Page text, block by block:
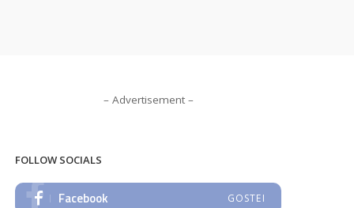
– Advertisement –
FOLLOW SOCIALS
Facebook GOSTEI